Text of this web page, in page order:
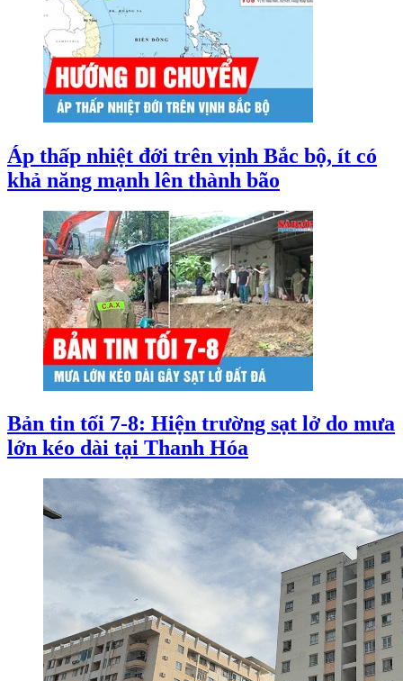
Áp thấp nhiệt đới trên vịnh Bắc bộ, ít có
khả năng mạnh lên thành bão
Bản tin tối 7-8: Hiện trường sạt lở do mưa
lớn kéo dài tại Thanh Hóa